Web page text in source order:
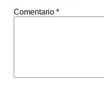
Comentario *